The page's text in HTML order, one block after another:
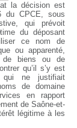
la décision est
du CPCE, sous
qui prévoit
du déposant
ce nom de
ou apparenté,
de biens ou de
qu’il s’y est
qui ne justifiait
de domaine
en rapport
de Saône-et-
légitime à les